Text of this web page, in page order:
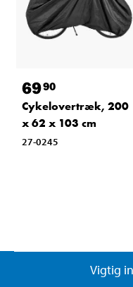
6990
Cykelovertræk, 200
x 62 x 103 cm
27-0245
Vigtig